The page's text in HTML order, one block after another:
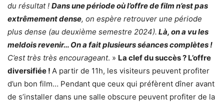
du résultat ! Dans une période où l’offre de film n’est pas
extrêmement dense, on espère retrouver une période
plus dense (au deuxième semestre 2024). Là, on a vu les
meldois revenir… On a fait plusieurs séances complètes !
C’est très très encourageant. » La clef du succès ? L’offre
diversifiée ! A partir de 11h, les visiteurs peuvent profiter
d’un bon film… Pendant que ceux qui préfèrent dîner avant
de s’installer dans une salle obscure peuvent profiter de la